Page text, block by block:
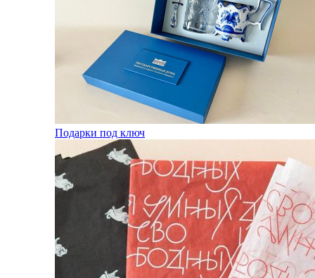
Подарки под ключ